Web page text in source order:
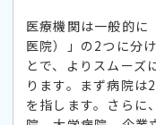
医療機関は一般的に
医院）」の2つに分
とで、よりスムーズ
ります。まず病院は
を指します。さらに